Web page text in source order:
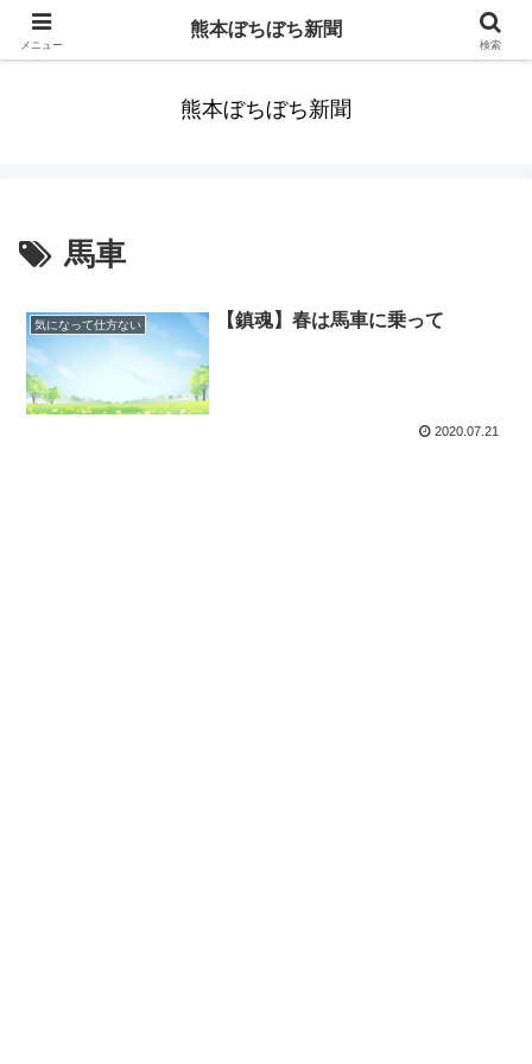
みんなまだ気づかずすごしていたんだわ。ずっといっしょに歩いてゆけるっ
熊本ぼちぼち新聞
馬車
気になって仕方ない 【鎮魂】春は馬車に乗って
2020.07.21
メニュー
熊本ぼちぼち新聞
検索